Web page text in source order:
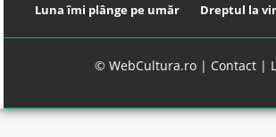
Luna îmi plânge pe umăr Dreptul la
© WebCultura.ro | Contact|